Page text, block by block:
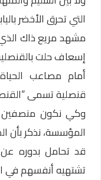
التي تحرق الأخضر
مشهد مريع ذاك
إسعاف حلت
أمام مصاعب
قنصلية تسمى
وكي نكون
المؤسسة، نذكر بأن
قد تحامل بدوره
تشتهيه أنفسهم في